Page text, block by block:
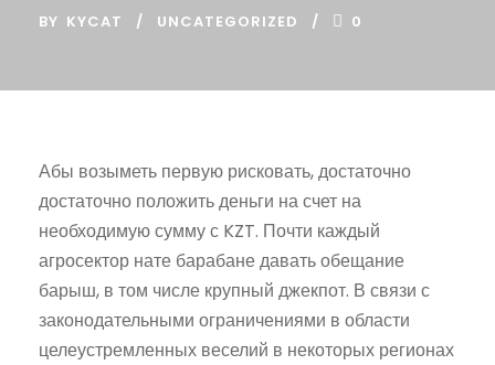
BY KYCAT UNCATEGORIZED 0
Абы возыметь первую рисковать, достаточно
достаточно положить деньги на счет на
необходимую сумму с KZT. Почти каждый
агросектор нате барабане давать обещание
барыш, в том числе крупный джекпот. В связи с
законодательными ограничениями в области
целеустремленных веселий в некоторых регионах